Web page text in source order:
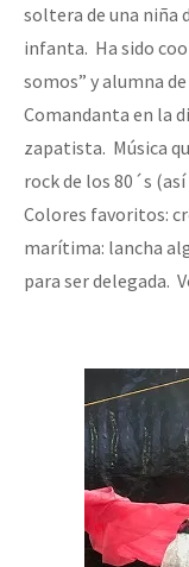
soltera de una niña
infanta. Ha sido
somos” y alumna
Comandanta en la
zapatista. Música
rock de los 80´s
Colores favoritos:
marítima: lancha
para ser delegada.